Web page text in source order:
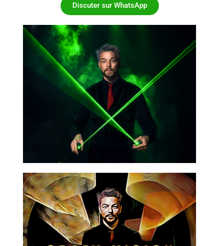
Discuter sur WhatsApp